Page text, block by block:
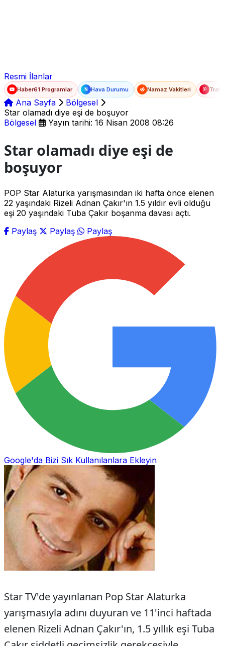
Resmi İlanlar
Haber61 Programlar N Hava Durumu Namaz Vakitleri
Ana Sayfa
Bölgesel
Star olamadı diye eşi de boşuyor
Bölgesel
Yayın tarihi: 16 Nisan 2008 08:26
Star olamadı diye eşi de
boşuyor
POP Star Alaturka yarışmasından iki hafta önce elenen
22 yaşındaki Rizeli Adnan Çakır'ın 1.5 yıldır evli olduğu
eşi 20 yaşındaki Tuba Çakır boşanma davası açtı.
Paylaş
Paylaş Paylaş
Google'da Bizi Sık Kullanılanlara Ekleyin
Star TV'de yayınlanan Pop Star Alaturka
yarışmasıyla adını duyuran ve 11'inci haftada
elenen Rizeli Adnan Çakır'ın, 1.5 yıllık eşi Tuba